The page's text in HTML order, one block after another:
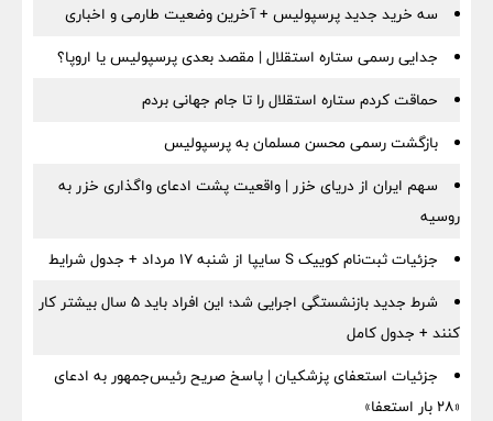
سه خرید جدید پرسپولیس + آخرین وضعیت طارمی و اخباری
جدایی رسمی ستاره استقلال | مقصد بعدی پرسپولیس یا اروپا؟
حماقت کردم ستاره استقلال را تا جام جهانی بردم
بازگشت رسمی محسن مسلمان به پرسپولیس
سهم ایران از دریای خزر | واقعیت پشت ادعای واگذاری خزر به
روسیه
جزئیات ثبت‌نام کوییک S سایپا از شنبه ۱۷ مرداد + جدول شرایط
شرط جدید بازنشستگی اجرایی شد؛ این افراد باید ۵ سال بیشتر کار
کنند + جدول کامل
جزئیات استعفای پزشکیان | پاسخ صریح رئیس‌جمهور به ادعای
«۲۸ بار استعفا»